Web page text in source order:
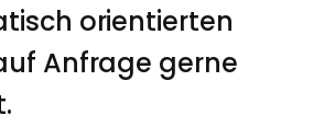
orientierten
Anfrage gerne